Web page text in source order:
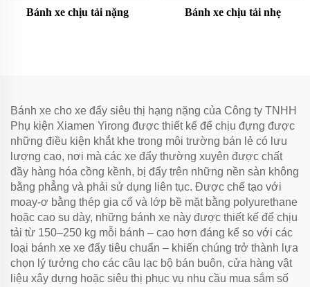
Bánh xe chịu tải nặng Bánh xe chịu tải nhẹ
Bánh xe cho xe đẩy siêu thị hạng nặng của Công ty TNHH
Phụ kiện Xiamen Yirong được thiết kế để chịu đựng được
những điều kiện khắt khe trong môi trường bán lẻ có lưu
lượng cao, nơi mà các xe đẩy thường xuyên được chất
đầy hàng hóa cồng kềnh, bị đẩy trên những nền sàn không
bằng phẳng và phải sử dụng liên tục. Được chế tạo với
moay-ơ bằng thép gia cố và lớp bề mặt bằng polyurethane
hoặc cao su dày, những bánh xe này được thiết kế để chịu
tải từ 150–250 kg mỗi bánh – cao hơn đáng kể so với các
loại bánh xe xe đẩy tiêu chuẩn – khiến chúng trở thành lựa
chọn lý tưởng cho các câu lạc bộ bán buôn, cửa hàng vật
liệu xây dựng hoặc siêu thị phục vụ nhu cầu mua sắm số